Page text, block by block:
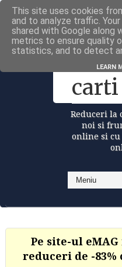
Carti la reduceri
Reduceri la
noi si
online si
Pe site-ul
reduceri de -
This site uses cookies
and to analyze traffic.
shared with Google along
metrics to ensure quality
statistics, and to detect
LEARN